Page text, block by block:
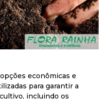
econômicas e
para garantir a
incluindo os